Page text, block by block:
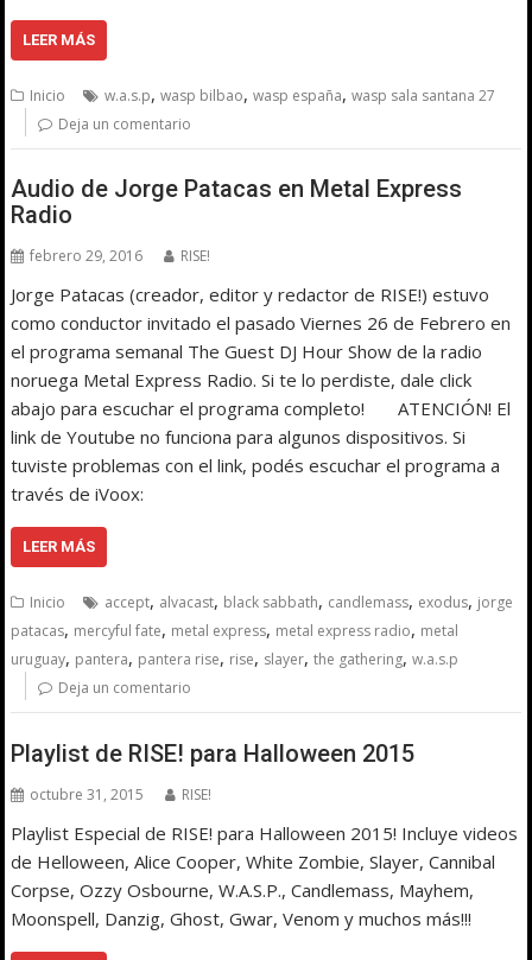
LEER MÁS
Inicio w.a.s.p,wasp bilbao,wasp españa,wasp sala santana 27
Deja un comentario
Audio de Jorge Patacas en Metal Express
Radio
febrero 29, 2016 RISE!
Jorge Patacas (creador, editor y redactor de RISE!) estuvo
como conductor invitado el pasado Viernes 26 de Febrero en
el programa semanal The Guest DJ Hour Show de la radio
noruega Metal Express Radio. Si te lo perdiste, dale click
abajo para escuchar el programa completo! ATENCIÓN! El
link de Youtube no funciona para algunos dispositivos. Si
tuviste problemas con el link, podés escuchar el programa a
través de iVoox:
LEER MÁS
Inicio accept, alvacast, black sabbath, candlemass, exodus, jorge
patacas, mercyful fate, metal express, metal express radio, metal
uruguay, pantera, pantera rise, rise, slayer,the gathering,w.a.s.p
Deja un comentario
Playlist de RISE! para Halloween 2015
octubre 31, 2015 RISE!
Playlist Especial de RISE! para Halloween 2015! Incluye videos
de Helloween, Alice Cooper, White Zombie, Slayer, Cannibal
Corpse, Ozzy Osbourne, W.A.S.P., Candlemass, Mayhem,
Moonspell, Danzig, Ghost, Gwar, Venom y muchos más!!!